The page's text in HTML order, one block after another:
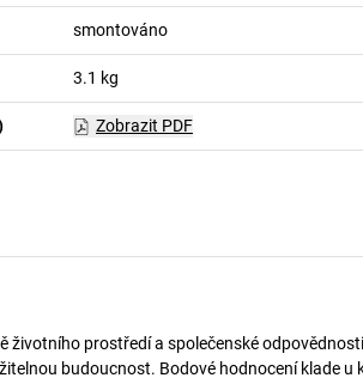
smontováno
3.1 kg
Zobrazit PDF
životního prostředí a společenské
budoucnost. Bodové hodnocení klade